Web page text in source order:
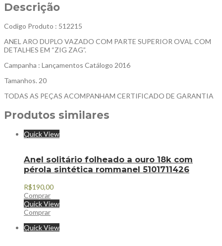
Descrição
Codigo Produto : 512215
ANEL ARO DUPLO VAZADO COM PARTE SUPERIOR OVAL COM
DETALHES EM “ZIG ZAG”.
Campanha : Lançamentos Catálogo 2016
Tamanhos. 20
TODAS AS PEÇAS ACOMPANHAM CERTIFICADO DE GARANTIA
Produtos similares
Quick View
Anel solitário folheado a ouro 18k com
pérola sintética rommanel 5101711426
R$190,00
Comprar
Quick View
Comprar
Quick View